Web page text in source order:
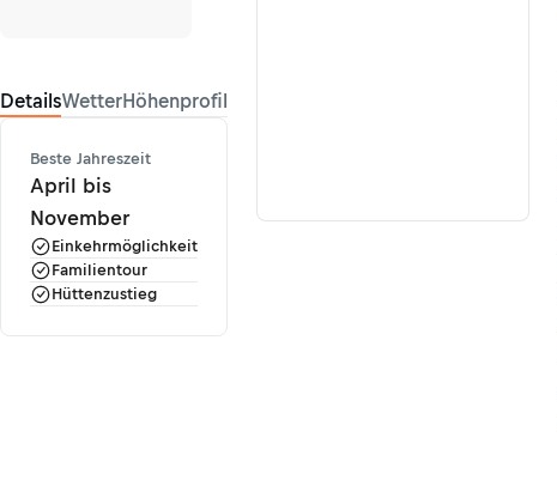
DetailsWetterHöhenprofil
Beste Jahreszeit
April bis
November
Einkehrmöglichkeit
Familientour
Hüttenzustieg